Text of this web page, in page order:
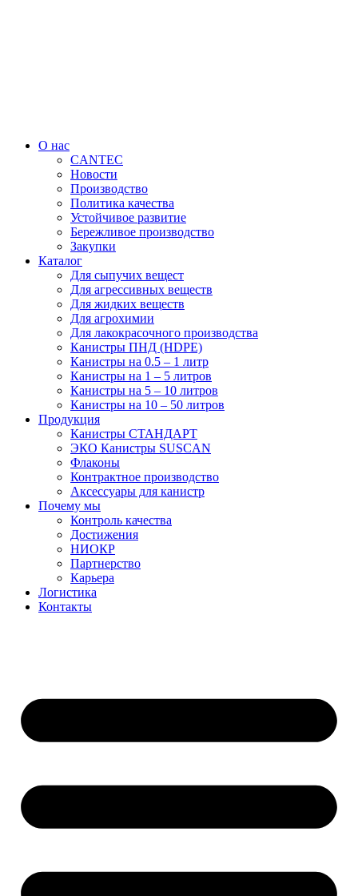
О нас
CANTEC
Новости
Производство
Политика качества
Устойчивое развитие
Бережливое производство
Закупки
Каталог
Для сыпучих вещест
Для агрессивных веществ
Для жидких веществ
Для агрохимии
Для лакокрасочного производства
Канистры ПНД (HDPE)
Канистры на 0.5 – 1 литр
Канистры на 1 – 5 литров
Канистры на 5 – 10 литров
Канистры на 10 – 50 литров
Продукция
Канистры СТАНДАРТ
ЭКО Канистры SUSCAN
Флаконы
Контрактное производство
Аксессуары для канистр
Почему мы
Контроль качества
Достижения
НИОКР
Партнерство
Карьера
Логистика
Контакты